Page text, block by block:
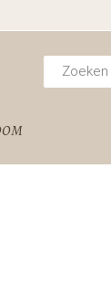
Producten
zoeken